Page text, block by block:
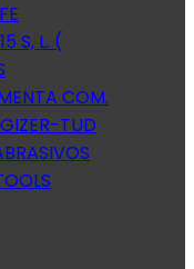
S, L. (
COM.
TUD